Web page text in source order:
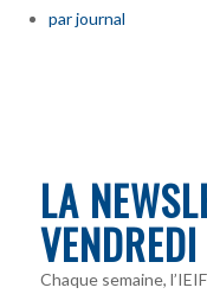
par journal
LA
VENDREDI
Chaque semaine,